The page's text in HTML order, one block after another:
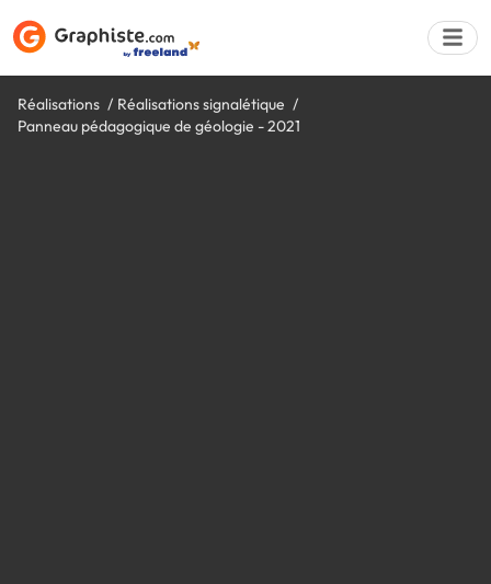
Réalisations
Réalisations signalétique
Panneau pédagogique de géologie - 2021